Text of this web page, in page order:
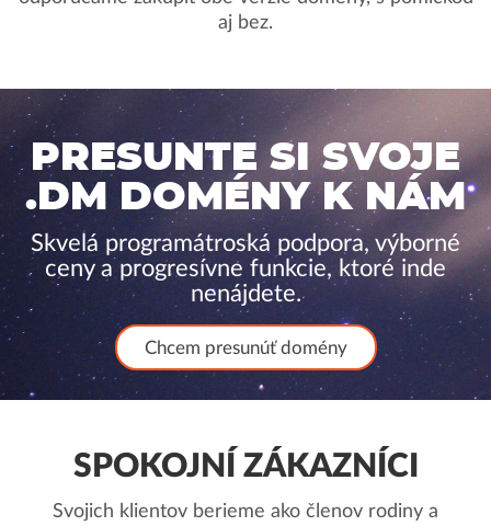
aj bez.
PRESUNTE SI SVOJE
.DM DOMÉNY K NÁM
Skvelá programátroská podpora, výborné
ceny a progresívne funkcie, ktoré inde
nenájdete.
Chcem presunúť domény
SPOKOJNÍ ZÁKAZNÍCI
Svojich klientov berieme ako členov rodiny a